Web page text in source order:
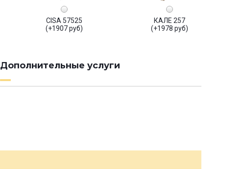
CISA 57525
(+1907 руб)
КАЛЕ 257
(+1978 руб)
Дополнительные услуги